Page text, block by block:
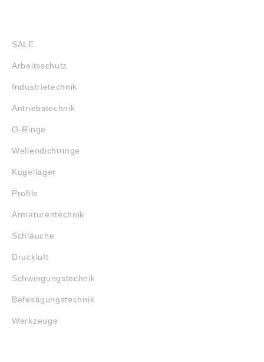
SALE
Arbeitsschutz
Industrietechnik
Antriebstechnik
O-Ringe
Wellendichtringe
Kugellager
Profile
Armaturentechnik
Schläuche
Druckluft
Schwingungstechnik
Befestigungstechnik
Werkzeuge